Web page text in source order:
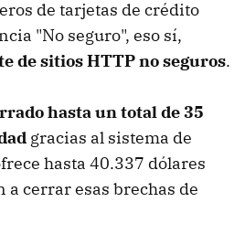
de tarjetas de crédito
"No seguro", eso sí,
de sitios HTTP no seguros.
hasta un total de 35
gracias al sistema de
hasta 40.337 dólares
a cerrar esas brechas de